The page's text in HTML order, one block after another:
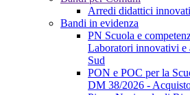
Arredi didattici
Bandi in evidenza
PN Scuola e
Laboratori innovativi e
Sud
PON e POC per la
DM 38/2026 -